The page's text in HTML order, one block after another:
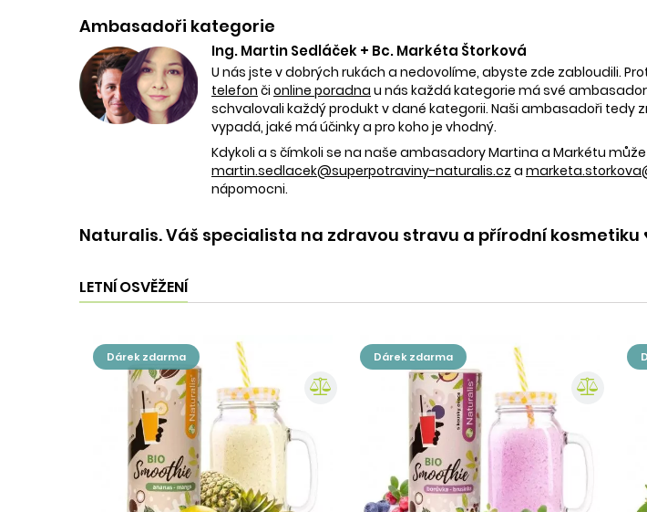
Ambasadoři kategorie
Ing. Martin Sedláček + Bc. Markéta Štorková
U nás jste v dobrých rukách a nedovolíme, abyste zde zabloudili.
telefon či online poradna u nás každá kategorie má své
schvalovali každý produkt v dané kategorii. Naši ambasadoři tedy
vypadá, jaké má účinky a pro koho je vhodný.
Kdykoli a s čímkoli se na naše ambasadory Martina a Markétu
martin.sedlacek@superpotraviny-naturalis.cz a
nápomocni.
Naturalis. Váš specialista na zdravou stravu a přírodní kosmetiku
LETNÍ OSVĚŽENÍ
dárek zdarma dárek zdarma